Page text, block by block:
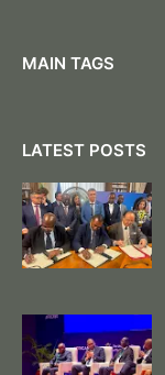
MAIN TAGS
LATEST POSTS